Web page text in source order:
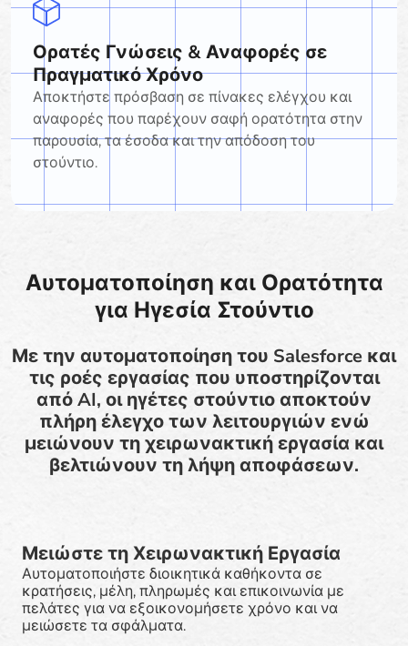
Ορατές Γνώσεις & Αναφορές σε
Πραγματικό Χρόνο
Αποκτήστε πρόσβαση σε πίνακες ελέγχου και
αναφορές που παρέχουν σαφή ορατότητα στην
παρουσία, τα έσοδα και την απόδοση του
στούντιο.
Αυτοματοποίηση και Ορατότητα
για Ηγεσία Στούντιο
Με την αυτοματοποίηση του Salesforce και
τις ροές εργασίας που υποστηρίζονται
από AI, οι ηγέτες στούντιο αποκτούν
πλήρη έλεγχο των λειτουργιών ενώ
μειώνουν τη χειρωνακτική εργασία και
βελτιώνουν τη λήψη αποφάσεων.
Μειώστε τη Χειρωνακτική Εργασία
Αυτοματοποιήστε διοικητικά καθήκοντα σε
κρατήσεις, μέλη, πληρωμές και επικοινωνία με
πελάτες για να εξοικονομήσετε χρόνο και να
μειώσετε τα σφάλματα.